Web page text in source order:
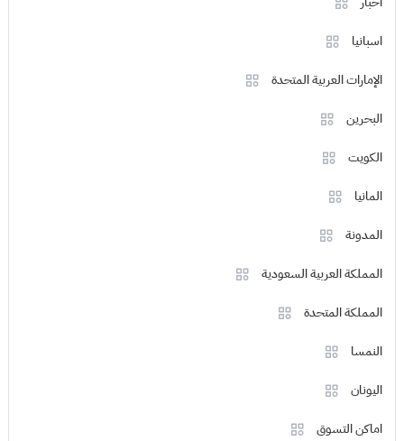
اسبانيا
الإمارات العربية المتحدة
البحرين
الكويت
المانيا
المدونة
المملكة العربية السعودية
المملكة المتحدة
النمسا
اليونان
اماكن التسوق